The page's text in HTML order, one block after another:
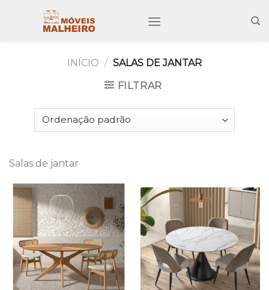
INÍCIO / SALAS DE JANTAR
FILTRAR
Salas de jantar